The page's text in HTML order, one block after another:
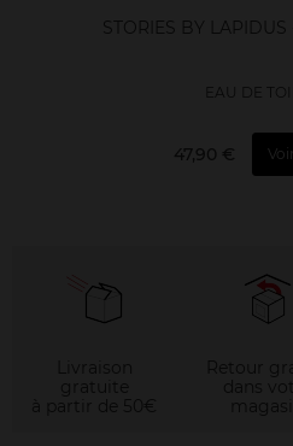
STORIES BY
EAU DE
47,90 €